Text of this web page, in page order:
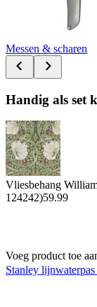
Messen & scharen
Handig als set
Vliesbehang
124242)59.99
Voeg product toe
Stanley